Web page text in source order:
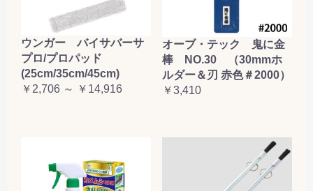
お買い物を続ける カートへ進む
ウンガー バイサバーサ
プロ/プロパッド
(25cm/35cm/45cm)
￥2,706 ～ ￥14,916
オーブ・テック 鬼に金
棒 NO.30 （30mmホ
ルダー＆刃 赤色＃2000）
￥3,410